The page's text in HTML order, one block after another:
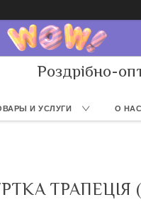
Роздрібно-
И УСЛУГИ О НАС
ТРАПЕЦІЯ